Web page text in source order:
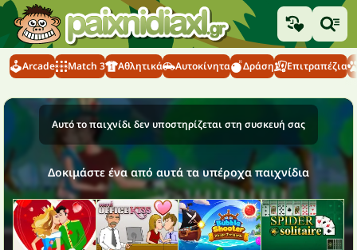
Arcade Match 3 Αθλητικά Αυτοκίνητα Δράση Επιτραπέζια
Αυτό το παιχνίδι δεν υποστηρίζεται στη συσκευή σας
Δοκιμάστε ένα από αυτά τα υπέροχα παιχνίδια